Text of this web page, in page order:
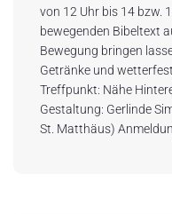
von 12 Uhr bis 14 bzw.
bewegenden Bibeltext
Bewegung bringen
Getränke und
Treffpunkt: Nähe
Gestaltung: Gerlinde
St. Matthäus)